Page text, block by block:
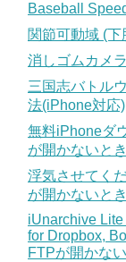
Baseball
関節可動域 (
消しゴムカメ
三国志バトル
法(iPhone対応)
無料iPhoneダ
が開かないと
浮気させてく
が開かないと
iUnarchive
for Dropbox,
FTPが開かな